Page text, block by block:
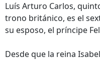
Luís Arturo Carlos,
trono británico, es el
su esposo, el príncipe
Desde que la reina